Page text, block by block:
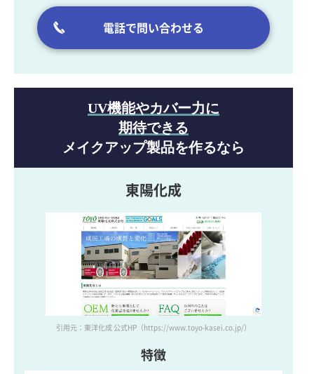
電話で問い合わせる
UV機能やカバー力に
期待できる
メイクアップ製品を作るなら
東陽化成
引用元：東洋化成 公式HP （https://www.toyo-kasei.co.jp/）
特徴